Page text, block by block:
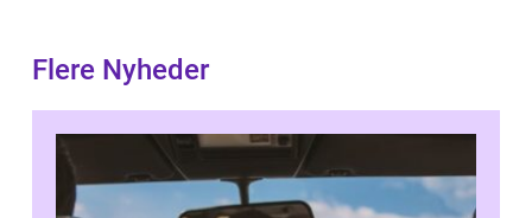
Flere Nyheder